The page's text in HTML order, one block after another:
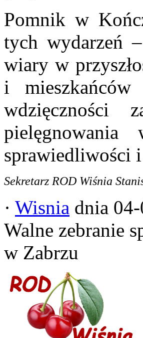
Pomnik w
tych wydarzeń
wiary w
i
sprawiedliwości
Sekretarz ROD Wiśnia
· Wisnia dnia
Walne zebranie
w Zabrzu